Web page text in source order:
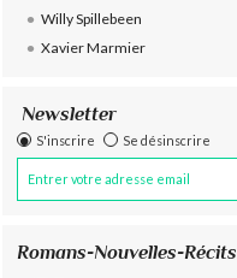
Willy Spillebeen
Xavier Marmier
Newsletter
S'inscrire Se désinscrire
Romans-Nouvelles-Récits